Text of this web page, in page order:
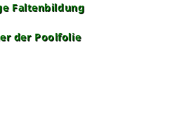
Faltenbildung
der Poolfolie